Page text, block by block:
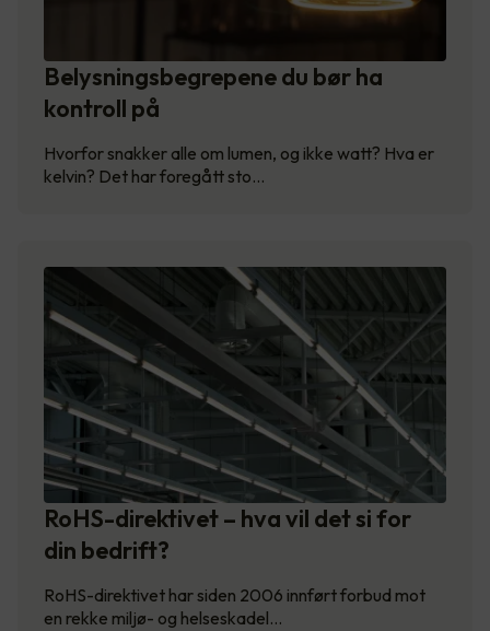
Belysningsbegrepene du bør ha
kontroll på
Hvorfor snakker alle om lumen, og ikke watt? Hva er
kelvin? Det har foregått sto…
RoHS-direktivet – hva vil det si for
din bedrift?
RoHS-direktivet har siden 2006 innført forbud mot
en rekke miljø- og helseskadel…